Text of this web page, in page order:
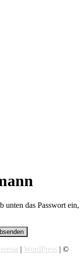
unten das Passwort ein,
| WordPress | ©